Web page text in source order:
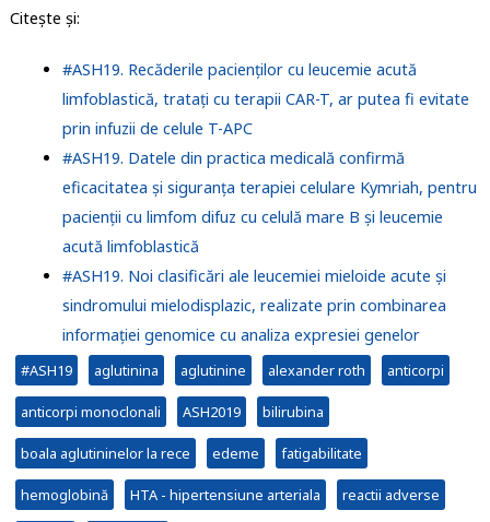
Citeşte şi:
#ASH19. Recăderile pacienților cu leucemie acută
limfoblastică, tratați cu terapii CAR-T, ar putea fi evitate
prin infuzii de celule T-APC
#ASH19. Datele din practica medicală confirmă
eficacitatea și siguranța terapiei celulare Kymriah, pentru
pacienții cu limfom difuz cu celulă mare B și leucemie
acută limfoblastică
#ASH19. Noi clasificări ale leucemiei mieloide acute și
sindromului mielodisplazic, realizate prin combinarea
informației genomice cu analiza expresiei genelor
#ASH19 aglutinina aglutinine alexander roth anticorpi
anticorpi monoclonali ASH2019 bilirubina
boala aglutininelor la rece edeme fatigabilitate
hemoglobină HTA - hipertensiune arteriala reactii adverse